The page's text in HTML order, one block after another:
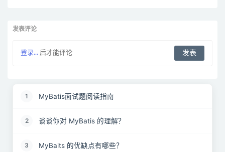
发表评论
登录... 后才能评论
1 MyBatis面试题阅读指南
2 谈谈你对 MyBatis 的理解？
3 MyBaits 的优缺点有哪些？